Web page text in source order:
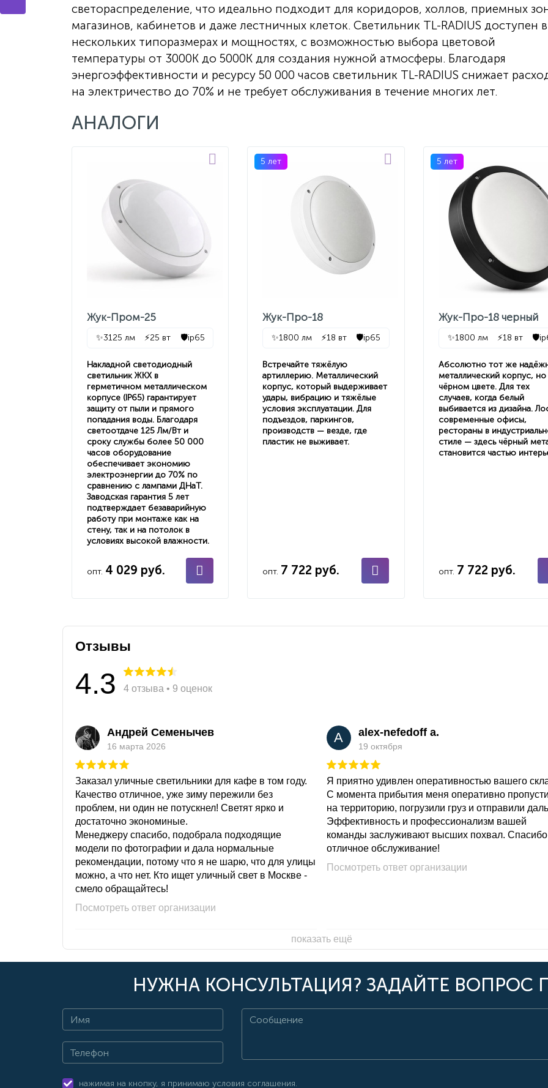
светораспределение, что идеально подходит для коридоров, холлов, приемных
магазинов, кабинетов и даже лестничных клеток. Светильник TL-RADIUS доступен в
нескольких типоразмерах и мощностях, с возможностью выбора цветовой
температуры от 3000K до 5000K для создания нужной атмосферы. Благодаря
энергоэффективности и ресурсу 50 000 часов светильник TL-RADIUS снижает
на электричество до 70% и не требует обслуживания в течение многих лет.
АНАЛОГИ
Жук-Пром-25
✨3125 лм ⚡25 вт 🛡️ip65
Накладной светодиодный
светильник ЖКХ в
герметичном металлическом
корпусе (IP65) гарантирует
защиту от пыли и прямого
попадания воды. Благодаря
светоотдаче 125 Лм/Вт и
сроку службы более 50 000
часов оборудование
обеспечивает экономию
электроэнергии до 70% по
сравнению с лампами ДНаТ.
Заводская гарантия 5 лет
подтверждает безаварийную
работу при монтаже как на
стену, так и на потолок в
условиях высокой влажности.
опт. 4 029 руб.
5 лет
Жук-Про-18
✨1800 лм ⚡18 вт 🛡️ip65
Встречайте тяжёлую
артиллерию. Металлический
корпус, который выдерживает
удары, вибрацию и тяжёлые
условия эксплуатации. Для
подъездов, паркингов,
производств — везде, где
пластик не выживает.
опт. 7 722 руб.
5 лет
Жук-Про-18 черный
✨1800 лм ⚡18 вт 🛡️
Абсолютно тот же
металлический корпус, но
чёрном цвете. Для тех
случаев, когда белый
выбивается из дизайна.
современные офисы,
рестораны в
стиле — здесь чёрный
становится частью
опт. 7 722 руб.
Отзывы
4.3 4 отзыва • 9 оценок
Андрей Семенычев
16 марта 2026
Заказал уличные светильники для кафе в том году.
Качество отличное, уже зиму пережили без
проблем, ни один не потускнел! Светят ярко и
достаточно экономиные.
Менеджеру спасибо, подобрала подходящие
модели по фотографии и дала нормальные
рекомендации, потому что я не шарю, что для улицы
можно, а что нет. Кто ищет уличный свет в Москве -
смело обращайтесь!
Посмотреть ответ организации
A alex-nefedoff a.
19 октября
Я приятно удивлен оперативностью вашего
С момента прибытия меня оперативно
на территорию, погрузили груз и отправили
Эффективность и профессионализм вашей
команды заслуживают высших похвал. Спасибо
отличное обслуживание!
Посмотреть ответ организации
показать ещё
НУЖНА КОНСУЛЬТАЦИЯ? ЗАДАЙТЕ ВОПРОС
нажимая на кнопку, я принимаю условия соглашения.